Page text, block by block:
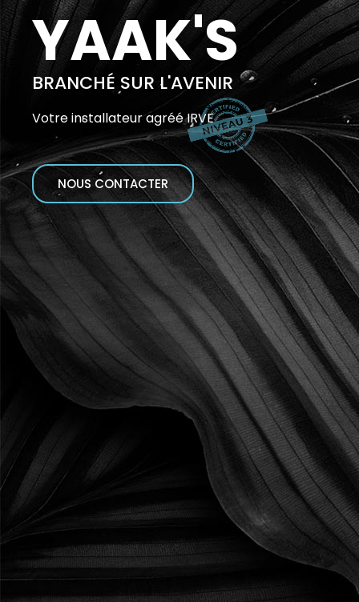
YAAK'S
BRANCHÉ SUR L'AVENIR
Votre installateur agréé IRVE
NOUS CONTACTER